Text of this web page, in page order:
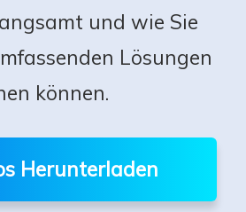
und wie Sie
Lösungen
können.
Herunterladen